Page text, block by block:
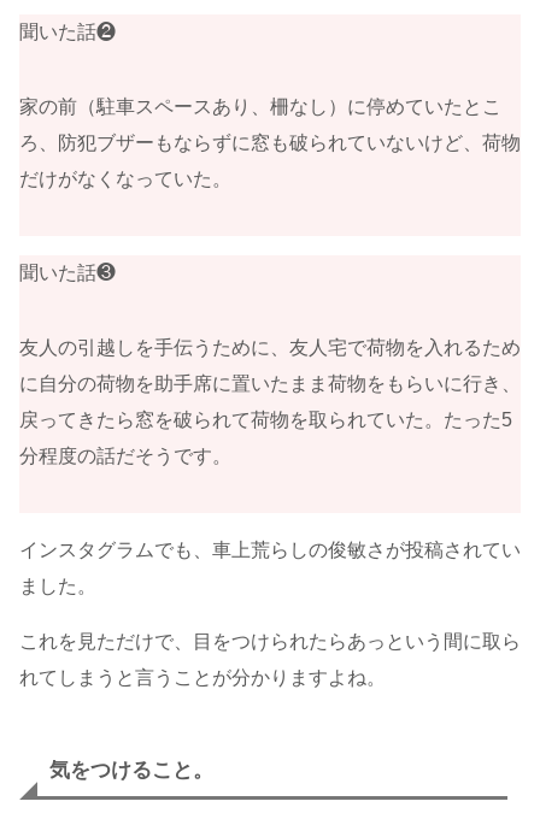
聞いた話❷
家の前（駐車スペースあり、柵なし）に停めていたとこ
ろ、防犯ブザーもならずに窓も破られていないけど、荷物
だけがなくなっていた。
聞いた話❸
友人の引越しを手伝うために、友人宅で荷物を入れるため
に自分の荷物を助手席に置いたまま荷物をもらいに行き、
戻ってきたら窓を破られて荷物を取られていた。たった5
分程度の話だそうです。
インスタグラムでも、車上荒らしの俊敏さが投稿されてい
ました。
これを見ただけで、目をつけられたらあっという間に取ら
れてしまうと言うことが分かりますよね。
気をつけること。